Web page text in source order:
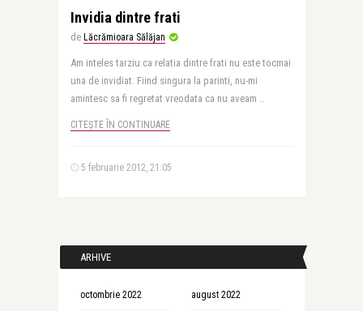
Invidia dintre frati
de Lăcrămioara Sălăjan
Am inteles tarziu ca relatia dintre frati nu este tocmai
una de invidiat. Fiind singura la parinti, nu-mi
amintesc sa fi regretat vreodata ca nu aveam ..
CITEȘTE ÎN CONTINUARE
5 februarie 2012, 21:05
ARHIVE
octombrie 2022 august 2022